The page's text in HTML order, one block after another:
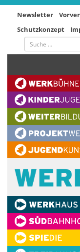
Newsletter
Schutzkonzept